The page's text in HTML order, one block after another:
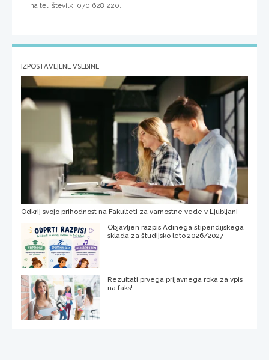
na tel. številki 070 628 220.
IZPOSTAVLJENE VSEBINE
Odkrij svojo prihodnost na Fakulteti za varnostne vede v Ljubljani
Objavljen razpis Adinega štipendijskega
sklada za študijsko leto 2026/2027
Rezultati prvega prijavnega roka za vpis
na faks!